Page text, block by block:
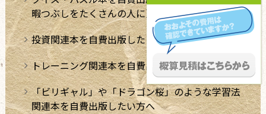
暇つぶしをたくさんの人に】
投資関連本を自費出版したい方へ
トレーニング関連本を自費出版したい方へ
「ビリギャル」や「ドラゴン桜」のような学習法
関連本を自費出版したい方へ